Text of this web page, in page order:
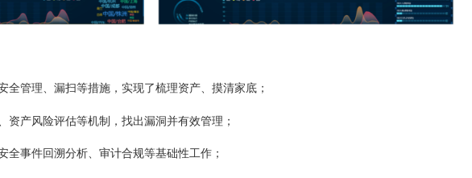
管理、漏扫等措施，实现了梳理资产、摸清家底；
产风险评估等机制，找出漏洞并有效管理；
事件回溯分析、审计合规等基础性工作；